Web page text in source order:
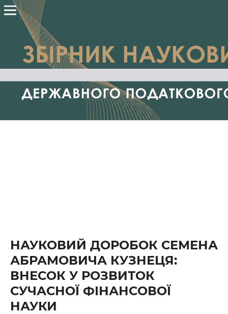
НАУКОВИЙ ДОРОБОК СЕМЕНА
АБРАМОВИЧА КУЗНЕЦЯ:
ВНЕСОК У РОЗВИТОК
СУЧАСНОЇ ФІНАНСОВОЇ
НАУКИ